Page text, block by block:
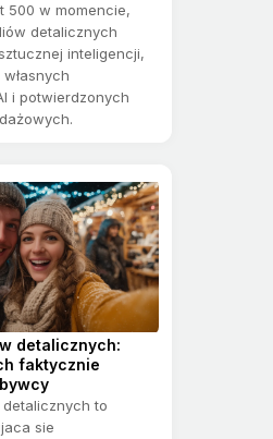
500 w momencie,
detalicznych
inteligencji,
i potwierdzonych
detalicznych:
faktycznie
to
sie